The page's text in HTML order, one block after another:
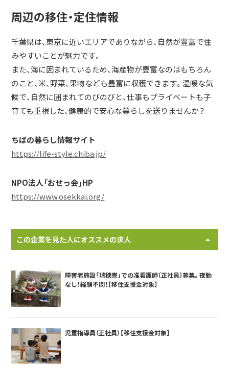
周辺の移住・定住情報
千葉県は、東京に近いエリアでありながら、自然が豊富で住
みやすいことが魅力です。
また、海に囲まれているため、海産物が豊富なのはもちろん
のこと、米、野菜、果物なども豊富に収穫できます。温暖な気
候で、自然に囲まれてのびのびと、仕事もプライベートも子
育ても重視した、健康的で安心な暮らしを送りませんか？
ちばの暮らし情報サイト
https://life-style.chiba.jp/
NPO法人「おせっ会」HP
https://www.osekkai.org/
この企業を見た人にオススメの求人
障害者施設「瑞穂寮」での准看護師〔正社員〕募集。夜勤
なし！経験不問！【移住支援金対象】
児童指導員（正社員）【移住支援金対象】